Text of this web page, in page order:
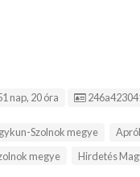
nap, 20 óra Hirdetés
Szolnok megye
megye
Hirdetés